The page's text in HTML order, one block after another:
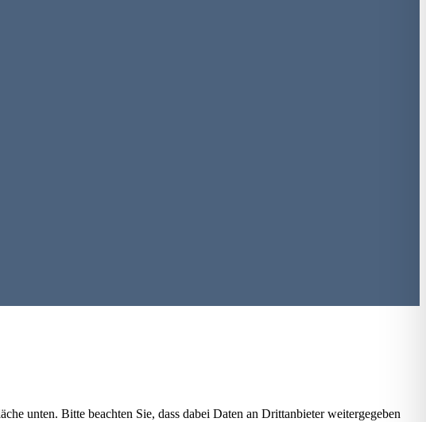
unten. Bitte beachten Sie, dass dabei Daten an Drittanbieter weitergegeben